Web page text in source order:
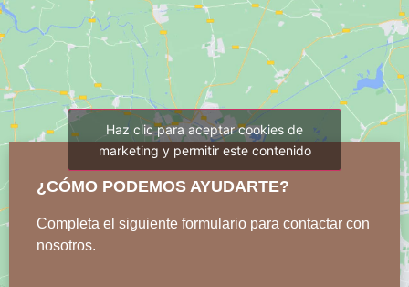
Haz clic para aceptar cookies de
marketing y permitir este contenido
¿CÓMO PODEMOS AYUDARTE?
Completa el siguiente formulario para contactar con
nosotros.